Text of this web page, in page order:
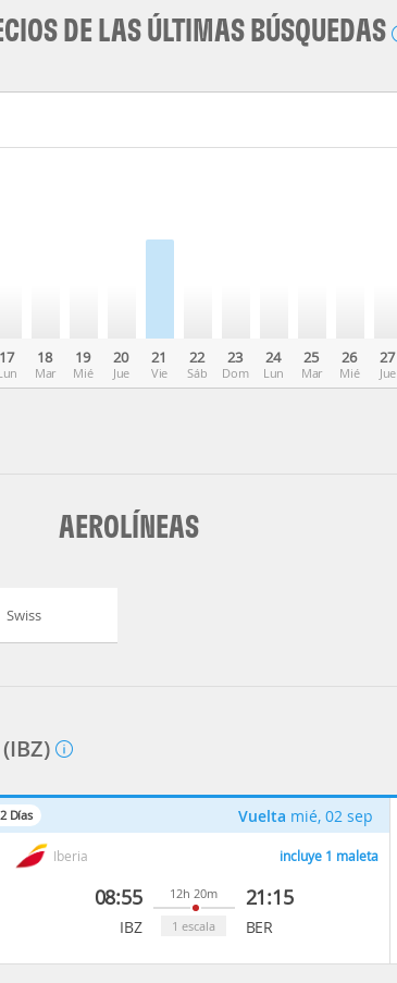
DE LAS ÚLTIMAS BÚSQUEDAS
17 18
Mar
19
Mié
20
Jue
21
Vie
22
Sáb
23
Dom
24
Lun
25
Mar
26
Mié
27
Jue
AEROLÍNEAS
Swiss
2 Días Vuelta mié, 02 sep
Iberia incluye 1 maleta
08:55
IBZ
12h 20m
1 escala
21:15
BER